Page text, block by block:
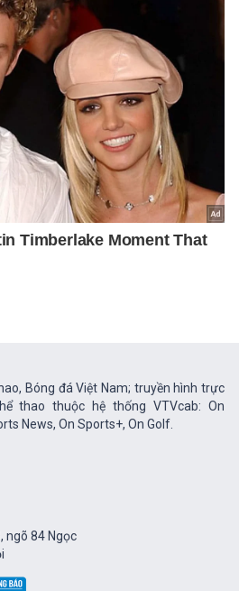
Bóng đá Việt Nam; truyền hình trực
thao thuộc hệ thống VTVcab: On
News, On Sports+, On Golf.
ngõ 84 Ngọc